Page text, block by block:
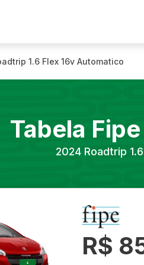
1.6 Flex 16v Automatico
Tabela Fipe
2024 Roadtrip
R$